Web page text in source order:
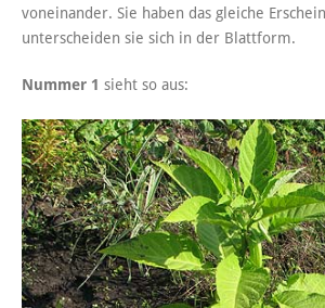
voneinander. Sie haben das gleiche
unterscheiden sie sich in der Blattform.
Nummer 1 sieht so aus: